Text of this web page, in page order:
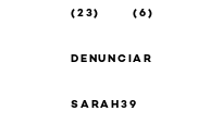
(23) (6)
DENUNCIAR
SARAH39